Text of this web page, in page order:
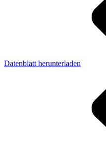
Datenblatt herunterladen